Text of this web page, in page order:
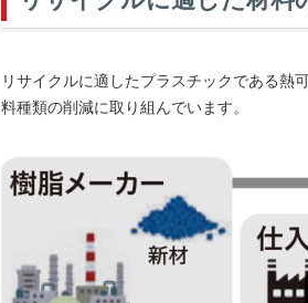
リサイクルに適したプラスチックである熱
料種類の削減に取り組んでいます。